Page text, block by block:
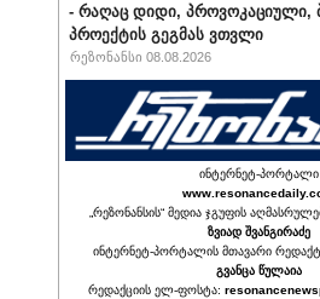
- რაღაც დიდი, პროვოკაციული,
პროექტის გეგმას ვთვლი
რეზონანსი 08.08.2026
ინტერნეტ-პორტალი
„რეზონანსის“ მედია ჯგუფის
ზვიად შვანგირაძე
ინტერნეტ-პორტალის მთავარი
გვანცა წულაია
რედაქციის ელ-ფოსტა: